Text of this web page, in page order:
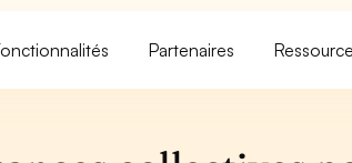
Partenaires